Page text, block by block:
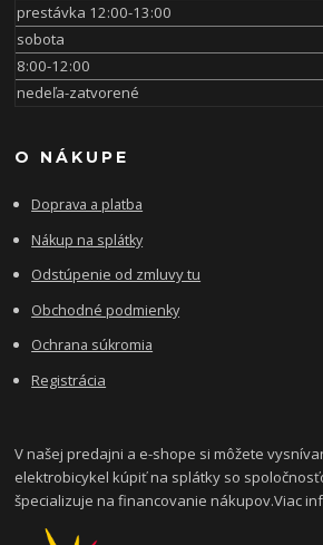
prestávka 12:00-13:00
sobota
8:00-12:00
nedeľa-zatvorené
O NÁKUPE
Doprava a platba
Nákup na splátky
Odstúpenie od zmluvy tu
Obchodné podmienky
Ochrana súkromia
Registrácia
V našej predajni a e-shope si môžete
elektrobicykel kúpiť na splátky so
špecializuje na financovanie nákupov.Viac